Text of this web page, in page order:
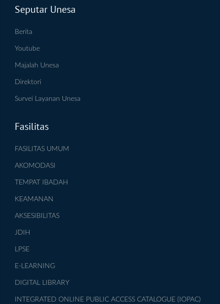
Seputar Unesa
Berita
Youtube
Majalah Unesa
Direktori
Survei Layanan Unesa
Fasilitas
FASILITAS UMUM
AKOMODASI
TEMPAT IBADAH
KEAMANAN
AKSESIBILITAS
JDIH
LPSE
E-LEARNING
DIGITAL LIBRARY
INTEGRATED ONLINE PUBLIC ACCESS CATALOGUE (IOPAC)